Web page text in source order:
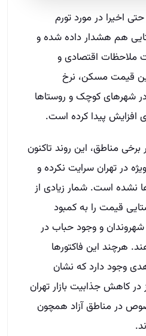
اخیرا در مورد تورم
هم هشدار داده شده و
ملاحظات اقتصادی و
قیمت مسکن، نرخ
شهرهای کوچک و روستاها
افزایش پیدا کرده است.
مناطق، این روند تاکنون
در تهران سرایت نکرده و
است. شمار زیادی از
قیمت را به کمبود
و وجود حباب در
هرچند این فاکتورها
وجود دارد که نشان
کاهش جذابیت بازار تهران
در مناطق آزاد همچون